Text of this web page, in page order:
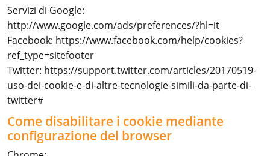
Servizi di Google:
http://www.google.com/ads/preferences/?hl=it
Facebook: https://www.facebook.com/help/cookies?
ref_type=sitefooter
Twitter: https://support.twitter.com/articles/20170519-
uso-dei-cookie-e-di-altre-tecnologie-simili-da-parte-di-
twitter#
Come disabilitare i cookie mediante
configurazione del browser